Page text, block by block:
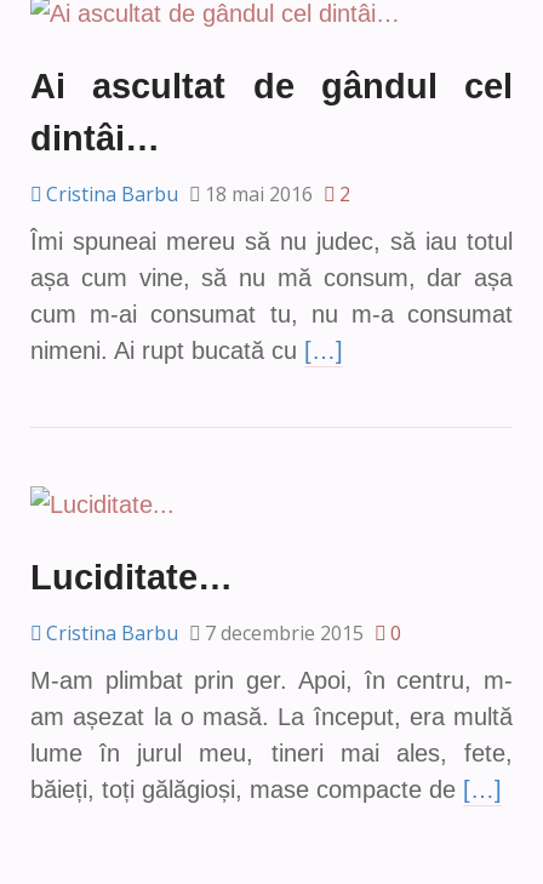
Ai ascultat de gândul cel
dintâi…
Cristina Barbu 18 mai 2016
2
Îmi spuneai mereu să nu judec, să iau totul
așa cum vine, să nu mă consum, dar așa
cum m-ai consumat tu, nu m-a consumat
nimeni. Ai rupt bucată cu […]
Luciditate…
Cristina Barbu 7 decembrie 2015
0
M-am plimbat prin ger. Apoi, în centru, m-
am așezat la o masă. La început, era multă
lume în jurul meu, tineri mai ales, fete,
băieți, toți gălăgioși, mase compacte de […]